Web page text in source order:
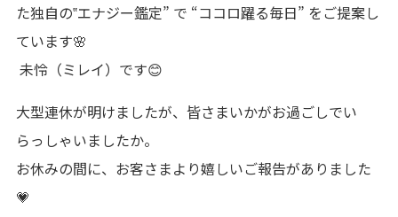
た独自の‟エナジー鑑定” で “ココロ躍る毎日” をご提案し
ています🌸
未怜（ミレイ）です😊
大型連休が明けましたが、皆さまいかがお過ごしでい
らっしゃいましたか。
お休みの間に、お客さまより嬉しいご報告がありました
💗